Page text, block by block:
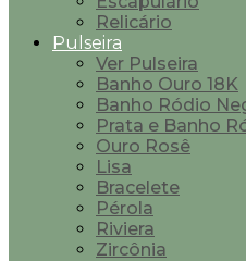
Relicário
Pulseira
Ver Pulseira
Banho Ouro 18K
Banho Ródio
Prata e Banho
Ouro Rosê
Lisa
Bracelete
Pérola
Riviera
Zircônia